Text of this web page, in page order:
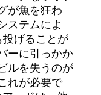
が魚を狂わ
ステムによ
投げることが
ーに引っかか
ルを失うのが
れが必要で